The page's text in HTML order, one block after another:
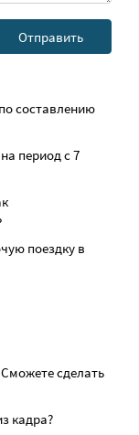
составлению
период с 7
поездку в
сделать
кадра?